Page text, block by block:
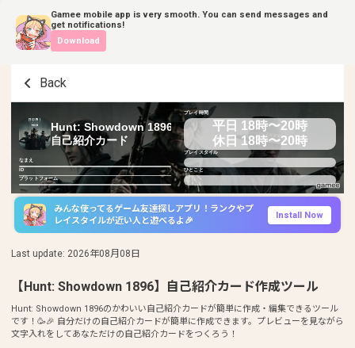
Gamee mobile app is very smooth. You can send messages and
get notifications!
Download
Back
Hunt: Showdown 1896
自己紹介カード
なまえ
ID
プラットフォーム
プレイ時間
平日 18時〜20時
休日 18時〜20時
プレイスタイル
ひとこと
みんな使ってるゲーム友達探しアプリ！ランクやプ
レイスタイルが近い人と遊べるよ🎉
Install Now
Last update: 2026年08月08日
【Hunt: Showdown 1896】自己紹介カード作成ツール
Hunt: Showdown 1896のかわいい自己紹介カードが簡単に作成・編集できるツール
です！🥳🎉 自分だけの自己紹介カードが簡単に作成できます。プレビューを見ながら
文字入れをしてあなただけの自己紹介カードをつくろう！